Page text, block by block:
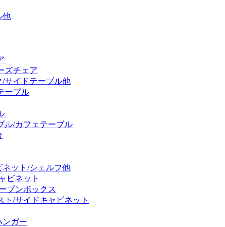
他
ズチェア
サイドテーブル他
ーブル
ル/カフェテーブル
ット/シェルフ他
ビネット
プンボックス
ト/サイドキャビネット
ガー